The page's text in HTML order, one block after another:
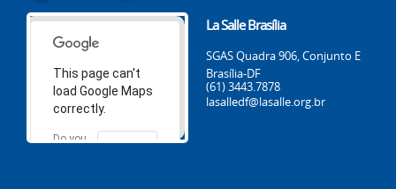
This page can't
load Google Maps
correctly.
Do you
OK
La Salle Brasília
SGAS Quadra 906, Conjunto E
Brasília-DF
(61) 3443.7878
lasalledf@lasalle.org.br